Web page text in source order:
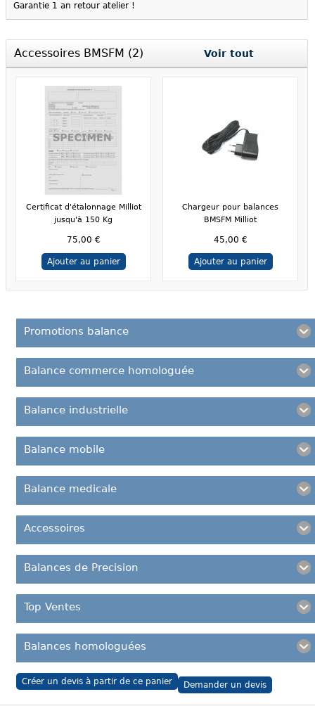
Garantie 1 an retour atelier !
Accessoires BMSFM (2) Voir tout
Certificat d'étalonnage Milliot
jusqu'à 150 Kg
75,00 €
Ajouter au panier
Chargeur pour balances
BMSFM Milliot
45,00 €
Ajouter au panier
Promotions balance
Balance commerce homologuée
Balance industrielle
Balance mobile
Balance medicale
Accessoires
Balances de Precision
Top Ventes
Balances homologuées
Créer un devis à partir de ce panier Demander un devis